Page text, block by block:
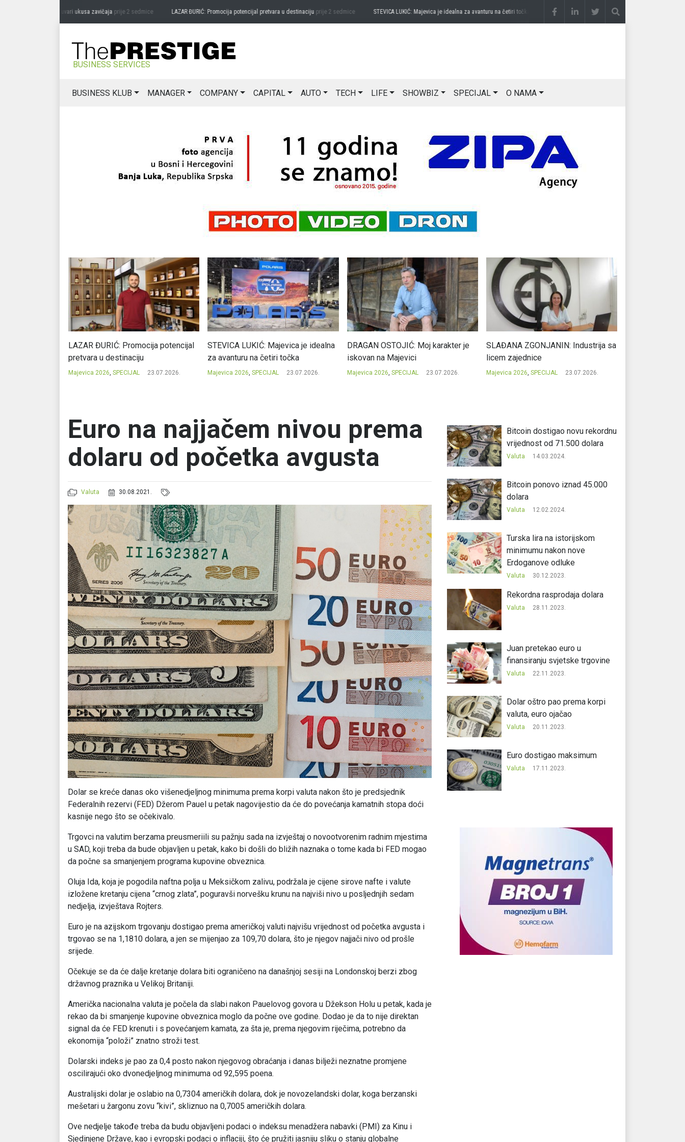
MIĆANOVIĆ: Čuvari ukusa zavičajaprije 2 sedmice LAZAR ĐURIĆ: Promocija potencijal pretvara u destinacijuprije 2 sedmice STEVICA LUKIĆ: Majevica je idealna za avanturu na četiri točkaprije 2 sedmice DRAGAN OSTOJIĆ: Moj karakter je
BUSINESS SERVICES
BUSINESS KLUB MANAGER COMPANY CAPITAL AUTO TECH LIFE SHOWBIZ SPECIJAL O NAMA
LAZAR ĐURIĆ: Promocija potencijal
pretvara u destinaciju
Majevica 2026, SPECIJAL 23.07.2026.
STEVICA LUKIĆ: Majevica je idealna
za avanturu na četiri točka
Majevica 2026, SPECIJAL 23.07.2026.
DRAGAN OSTOJIĆ: Moj karakter je
iskovan na Majevici
Majevica 2026, SPECIJAL 23.07.2026.
SLAĐANA ZGONJANIN: Industrija sa
licem zajednice
Majevica 2026, SPECIJAL 23.07.2026.
Euro na najjačem nivou prema
dolaru od početka avgusta
Valuta 30.08.2021.
Dolar se kreće danas oko višenedjeljnog minimuma prema korpi valuta nakon što je predsjednik
Federalnih rezervi (FED) Džerom Pauel u petak nagovijestio da će do povećanja kamatnih stopa doći
kasnije nego što se očekivalo.
Trgovci na valutim berzama preusmeriili su pažnju sada na izvještaj o novootvorenim radnim mjestima
u SAD, koji treba da bude objavljen u petak, kako bi došli do bližih naznaka o tome kada bi FED mogao
da počne sa smanjenjem programa kupovine obveznica.
Oluja Ida, koja je pogodila naftna polja u Meksičkom zalivu, podržala je cijene sirove nafte i valute
izložene kretanju cijena “crnog zlata”, poguravši norvešku krunu na najviši nivo u posljednjih sedam
nedjelja, izvještava Rojters.
Euro je na azijskom trgovanju dostigao prema američkoj valuti najvišu vrijednost od početka avgusta i
trgovao se na 1,1810 dolara, a jen se mijenjao za 109,70 dolara, što je njegov najjači nivo od prošle
srijede.
Očekuje se da će dalje kretanje dolara biti ograničeno na današnjoj sesiji na Londonskoj berzi zbog
državnog praznika u Velikoj Britaniji.
Američka nacionalna valuta je počela da slabi nakon Pauelovog govora u Džekson Holu u petak, kada je
rekao da bi smanjenje kupovine obveznica moglo da počne ove godine. Dodao je da to nije direktan
signal da će FED krenuti i s povećanjem kamata, za šta je, prema njegovim riječima, potrebno da
ekonomija “položi” znatno stroži test.
Dolarski indeks je pao za 0,4 posto nakon njegovog obraćanja i danas bilježi neznatne promjene
oscilirajući oko dvonedjeljnog minimuma od 92,595 poena.
Australijski dolar je oslabio na 0,7304 američkih dolara, dok je novozelandski dolar, koga berzanski
mešetari u žargonu zovu “kivi”, skliznuo na 0,7005 američkih dolara.
Ove nedjelje takođe treba da budu objavljeni podaci o indeksu menadžera nabavki (PMI) za Kinu i
Sjedinjene Države, kao i evropski podaci o inflaciji, što će pružiti jasniju sliku o stanju globalne
Bitcoin dostigao novu rekordnu
vrijednost od 71.500 dolara
Valuta 14.03.2024.
Bitcoin ponovo iznad 45.000
dolara
Valuta 12.02.2024.
Turska lira na istorijskom
minimumu nakon nove
Erdoganove odluke
Valuta 30.12.2023.
Rekordna rasprodaja dolara
Valuta 28.11.2023.
Juan pretekao euro u
finansiranju svjetske trgovine
Valuta 22.11.2023.
Dolar oštro pao prema korpi
valuta, euro ojačao
Valuta 20.11.2023.
Еuro dostigao maksimum
Valuta 17.11.2023.